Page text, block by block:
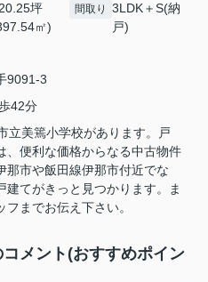
坪
㎡)
間取り
3LDK＋S(納
戸)
9091-3
42分
立美篶小学校があります。戸
、便利な価格からなる中古物件
那市や飯田線伊那市付近でな
建てがきっと見つかります。ま
までお伝え下さい。
メント(おすすめポイン